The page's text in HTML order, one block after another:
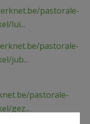
pastorale-
lui...
pastorale-
jub...
pastorale-
gez...